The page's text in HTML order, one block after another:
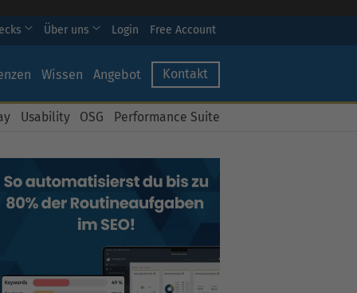
Über uns Login Free Account
Wissen Angebot Kontakt
Usability OSG Performance Suite